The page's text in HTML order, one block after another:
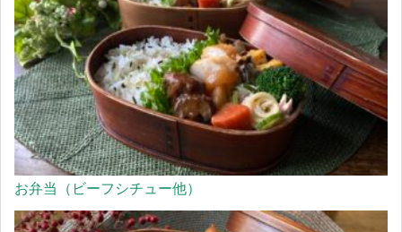
お弁当（ビーフシチュー他）